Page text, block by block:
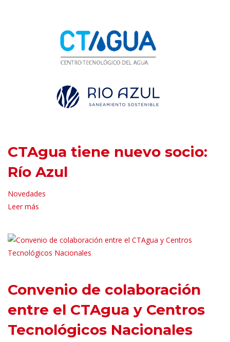
CTAgua tiene nuevo socio:
Río Azul
Novedades
Leer más
Convenio de colaboración
entre el CTAgua y Centros
Tecnológicos Nacionales